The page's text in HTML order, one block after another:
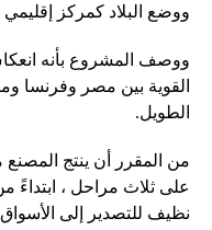
ووضع البلاد كمركز
ووصف المشروع بأنه
القوية بين مصر وفرنسا
الطويل.
من المقرر أن ينتج المصنع
نظيف للتصدير إلى الأسواق